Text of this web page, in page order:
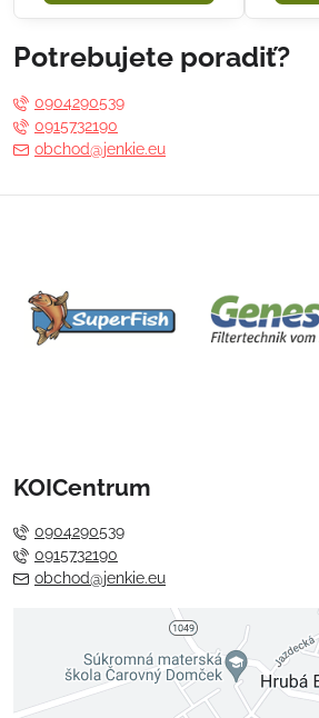
Potrebujete poradiť?
0904290539
0915732190
obchod@jenkie.eu
KOICentrum
0904290539
0915732190
obchod@jenkie.eu
Externý obsah je blokovaný
Voľbami súkromia